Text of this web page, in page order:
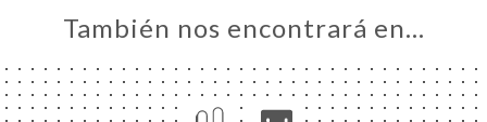
También nos encontrará en…